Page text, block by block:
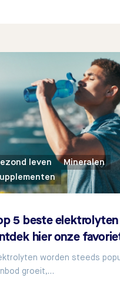
leven
Mineralen
5 beste
hier onze
worden steeds
groeit,…